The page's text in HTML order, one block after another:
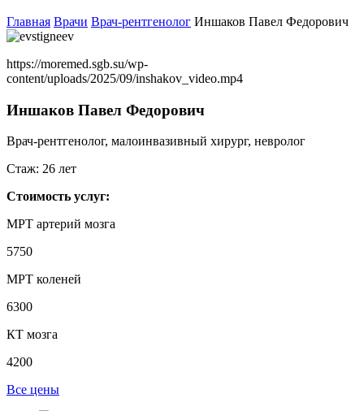
Главная Врачи Врач-рентгенолог Иншаков Павел Федорович
https://moremed.sgb.su/wp-
content/uploads/2025/09/inshakov_video.mp4
Иншаков Павел Федорович
Врач-рентгенолог, малоинвазивный хирург, невролог
Стаж: 26 лет
Стоимость услуг:
МРТ артерий мозга
5750
МРТ коленей
6300
КТ мозга
4200
Все цены